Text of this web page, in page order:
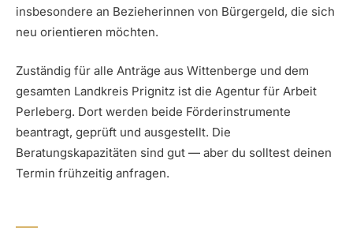
insbesondere an Bezieherinnen von Bürgergeld, die sich
neu orientieren möchten.
Zuständig für alle Anträge aus Wittenberge und dem
gesamten Landkreis Prignitz ist die Agentur für Arbeit
Perleberg. Dort werden beide Förderinstrumente
beantragt, geprüft und ausgestellt. Die
Beratungskapazitäten sind gut — aber du solltest deinen
Termin frühzeitig anfragen.